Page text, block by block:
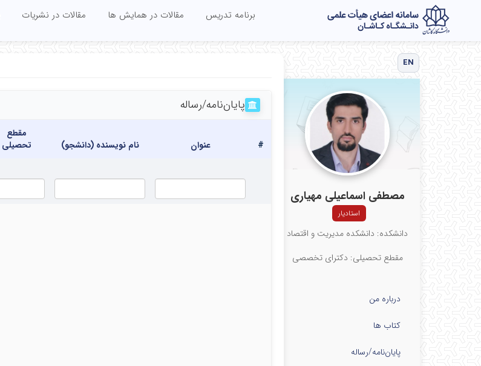
برنامه تدریس مقالات در همایش ها مقالات در نشریات
EN
مصطفی اسماعیلی مهیاری
استادیار
دانشکده: دانشکده مدیریت و اقتصاد
مقطع تحصیلی: دکترای تخصصی
درباره من
کتاب ها
پایان‌نامه‌/رساله
پایان‌نامه‌/رساله
# عنوان نام نویسنده (دانشجو)
مقطع
تحصیلی